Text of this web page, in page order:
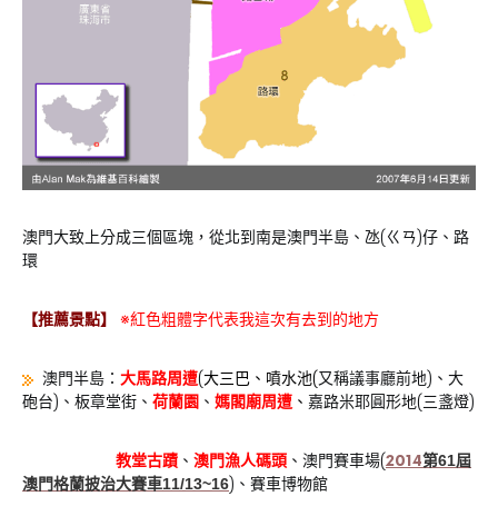
澳門大致上分成三個區塊，從北到南是澳門半島、氹(ㄍㄢ)仔、路
環
【推薦景點】 ※紅色粗體字代表我這次有去到的地方
澳門半島： 大馬路周遭(大三巴、噴水池(又稱議事廳前地)、大
砲台)、板章堂街、 荷蘭園 、 媽閣廟周遭 、 嘉路米耶圓形地(三盞燈)
教堂古蹟 、 澳門漁人碼頭 、澳門賽車場(2014第61屆
澳門格蘭披治大賽車11/13~16)、賽車博物館